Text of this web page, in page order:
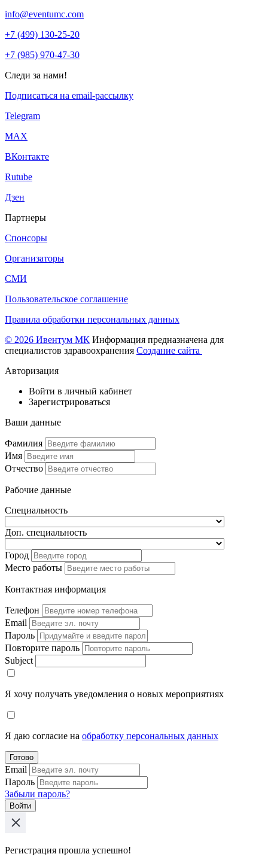
info@eventumc.com
+7 (499) 130-25-20
+7 (985) 970-47-30
Следи за нами!
Подписаться на email-рассылку
Telegram
МАХ
ВКонтакте
Rutube
Дзен
Партнеры
Спонсоры
Организаторы
СМИ
Пользовательское соглашение
Правила обработки персональных данных
© 2026 Ивентум МК Информация предназначена для
специалистов здравоохранения Создание сайта
Авторизация
Войти в личный кабинет
Зарегистрироваться
Ваши данные
Фамилия
Имя
Отчество
Рабочие данные
Специальность
Доп. специальность
Город
Место работы
Контактная информация
Телефон
Email
Пароль
Повторите пароль
Subject
Я хочу получать уведомления о новых мероприятиях
Я даю согласие на обработку персональных данных
Готово
Email
Пароль
Забыли пароль?
Войти
Регистрация прошла успешно!